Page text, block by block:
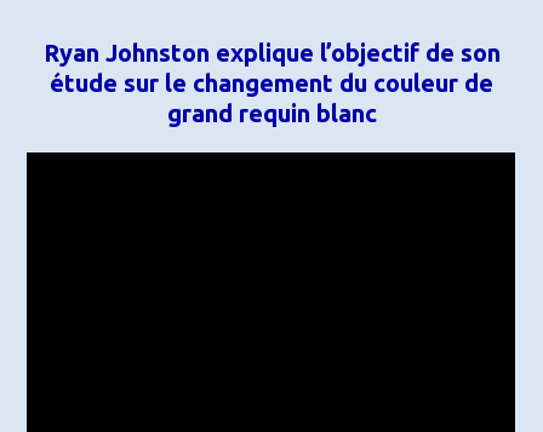
Ryan Johnston explique l’objectif de son
étude sur le changement du couleur de
grand requin blanc